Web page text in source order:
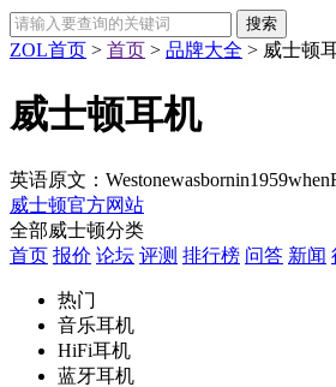
ZOL首页 > 首页 > 品牌大全 > 威士顿
威士顿耳机
英语原文：
威士顿官方网站
全部威士顿分类
首页 报价 论坛 评测 排行榜 问答 新闻
热门
音乐耳机
HiFi耳机
蓝牙耳机